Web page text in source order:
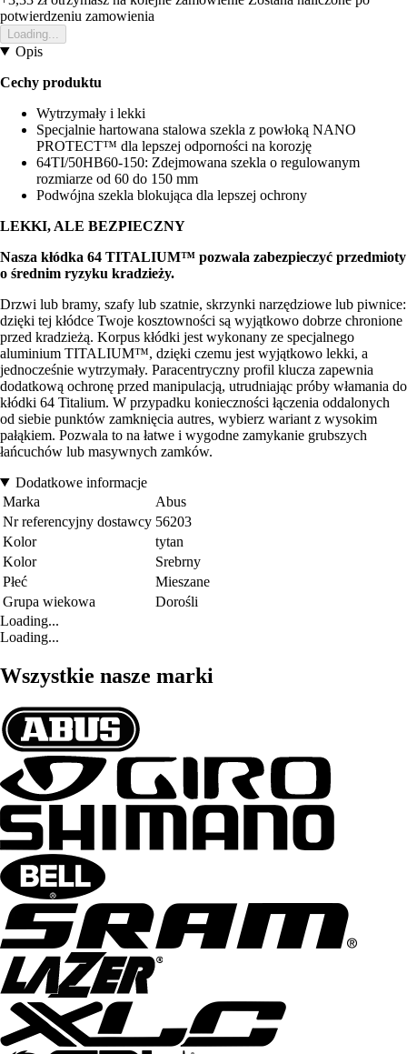
potwierdzeniu zamowienia
Loading...
Opis
Cechy produktu
Wytrzymały i lekki
Specjalnie hartowana stalowa szekla z powłoką NANO
PROTECT™ dla lepszej odporności na korozję
64TI/50HB60-150: Zdejmowana szekla o regulowanym
rozmiarze od 60 do 150 mm
Podwójna szekla blokująca dla lepszej ochrony
LEKKI, ALE BEZPIECZNY
Nasza kłódka 64 TITALIUM™ pozwala zabezpieczyć przedmioty
o średnim ryzyku kradzieży.
Drzwi lub bramy, szafy lub szatnie, skrzynki narzędziowe lub piwnice:
dzięki tej kłódce Twoje kosztowności są wyjątkowo dobrze chronione
przed kradzieżą. Korpus kłódki jest wykonany ze specjalnego
aluminium TITALIUM™, dzięki czemu jest wyjątkowo lekki, a
jednocześnie wytrzymały. Paracentryczny profil klucza zapewnia
dodatkową ochronę przed manipulacją, utrudniając próby włamania do
kłódki 64 Titalium. W przypadku konieczności łączenia oddalonych
od siebie punktów zamknięcia autres, wybierz wariant z wysokim
pałąkiem. Pozwala to na łatwe i wygodne zamykanie grubszych
łańcuchów lub masywnych zamków.
Dodatkowe informacje
Marka
Abus
Nr referencyjny dostawcy 56203
Kolor
tytan
Kolor
Srebrny
Płeć
Mieszane
Grupa wiekowa
Dorośli
Loading...
Loading...
Wszystkie nasze marki